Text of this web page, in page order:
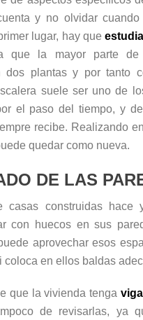
y no olvidar
lugar, hay que
que la mayor parte de
dos plantas y por tanto
suele ser uno de
el paso del tiempo, y
recibe. Realizando
quedar como nueva.
DE LAS
casas construidas hace
con huecos en sus
aprovechar esos
coloca en ellos baldas
que la vivienda tenga
de revisarlas, ya